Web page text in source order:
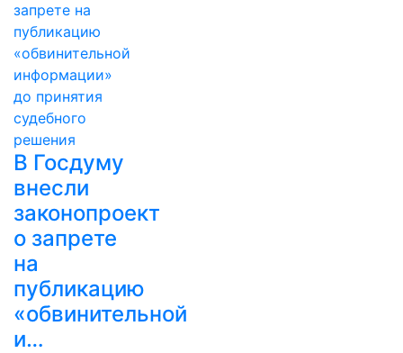
В Госдуму
внесли
законопроект
о запрете
на
публикацию
«обвинительной
и…